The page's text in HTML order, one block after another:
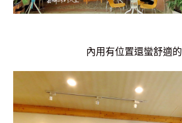
內用有位置還蠻舒適的